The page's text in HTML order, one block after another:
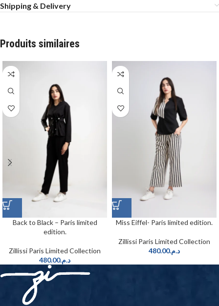
Shipping & Delivery
Produits similaires
Back to Black – Paris limited
edition.
Zillissi Paris Limited Collection
د.م.480.00
Miss Eiffel- Paris limited edition.
Zillissi Paris Limited Collection
د.م.480.00